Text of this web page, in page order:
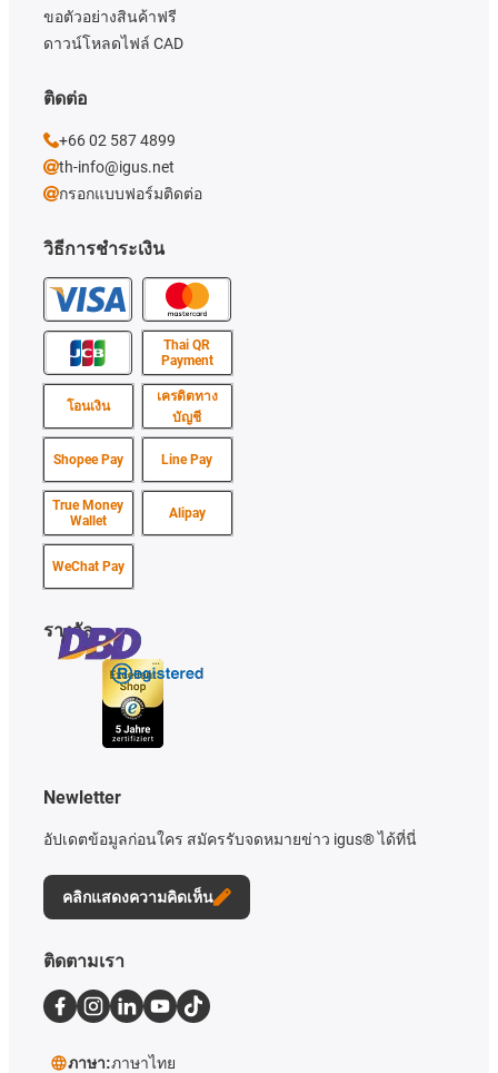
วิธีการชำระเงิน
Thai QR
Payment
โอนเงิน
เครดิตทาง
บัญชี
Shopee Pay Line Pay
True Money
Wallet
Alipay
WeChat Pay
ขอตัวอย่างสินค้าฟรี
ดาวน์โหลดไฟล์ CAD
รางวัล
Newletter
อัปเดตข้อมูลก่อนใคร สมัครรับจดหมายข่าว igus® ได้ที่นี่
คลิกแสดงความคิดเห็น
ติดต่อ
+66 02 587 4899
th-info@igus.net
กรอกแบบฟอร์มติดต่อ
ติดตามเรา
ภาษา:ภาษาไทย